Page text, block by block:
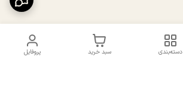
پروفایل سبد خرید دسته‌بندی